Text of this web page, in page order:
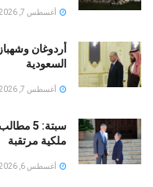
أغسطس 7, 2026
أردوغان
السعودية
أغسطس 7, 2026
سبتة: 5
ملكية مرتقبة
أغسطس 6, 2026